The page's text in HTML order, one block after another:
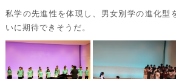
私学の先進性を体現し、男女別学の進化型
いに期待できそうだ。